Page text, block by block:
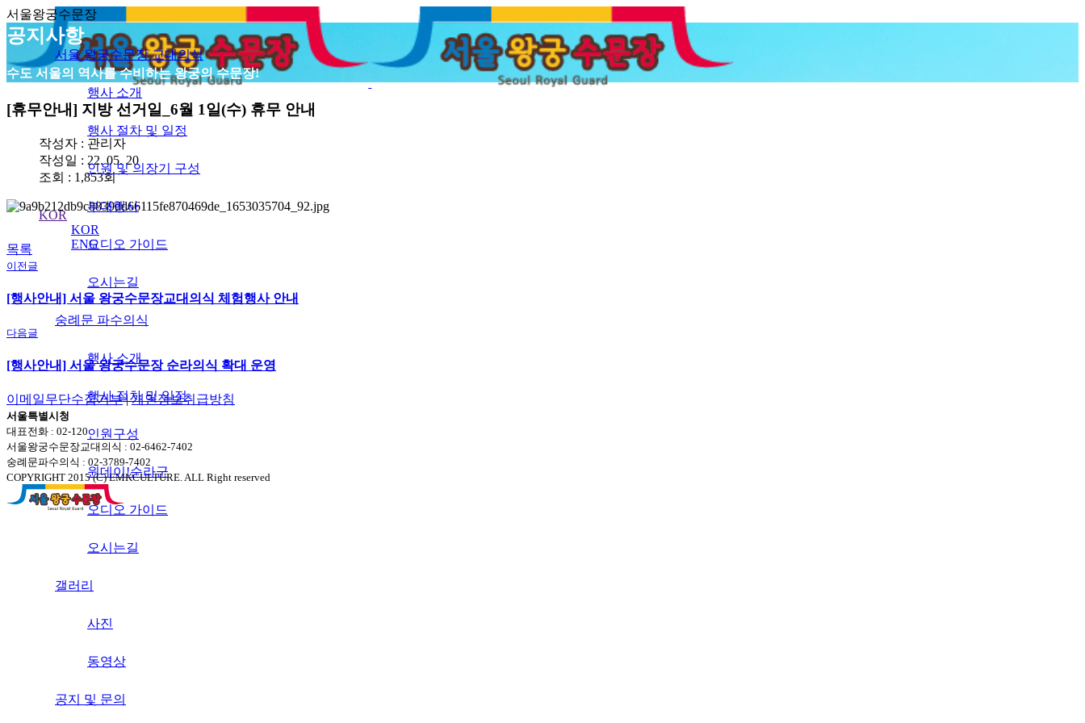
서울왕궁수문장
서울 왕궁수문장 교대의식
행사 소개
행사 절차 및 일정
인원 및 의장기 구성
부대행사
오디오 가이드
오시는길
숭례문 파수의식
행사 소개
행사 절차 및 일정
인원구성
원데이!순라군
오디오 가이드
오시는길
갤러리
사진
동영상
공지 및 문의
KOR
KOR
ENG
공지사항
수도 서울의 역사를 수비하는 왕궁의 수문장!
[휴무안내] 지방 선거일_6월 1일(수) 휴무 안내
작성자 : 관리자
작성일 : 22. 05. 20
조회 : 1,853회
목록
이전글
[행사안내] 서울 왕궁수문장교대의식 체험행사 안내
다음글
[행사안내] 서울 왕궁수문장 순라의식 확대 운영
이메일무단수집거부|개인정보취급방침
서울특별시청
대표전화 : 02-120
서울왕궁수문장교대의식 : 02-6462-7402
숭례문파수의식 : 02-3789-7402
COPYRIGHT 2015 (C) EMKCULTURE. ALL Right reserved